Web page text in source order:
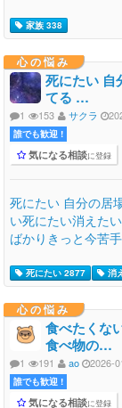
家族 338
心の悩み
死にたい 自
てる …
1 153 サクラ
誰でも歓迎 !
気になる相談に登録
死にたい 自分の居
い死にたい消えた
ばかりきっと今苦
死にたい 2877 消
心の悩み
食べたくな
食べ物の…
1 191 ao 2026-
誰でも歓迎 !
気になる相談に登録